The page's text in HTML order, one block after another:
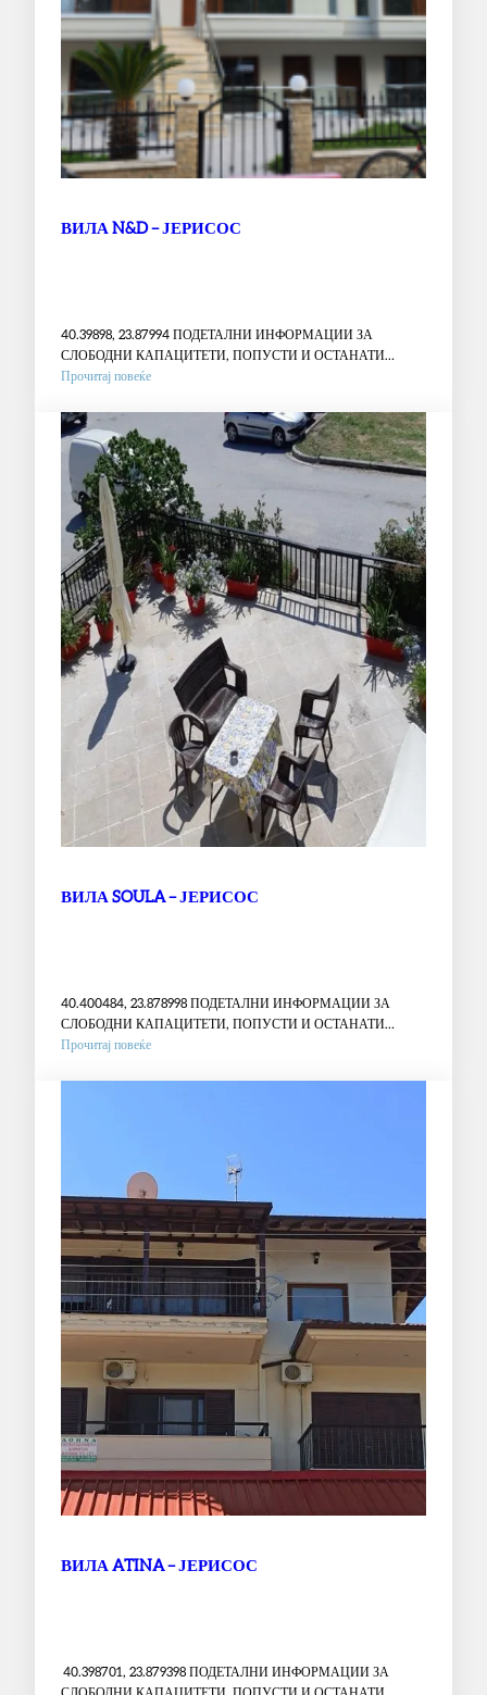
ВИЛА N&D – ЈЕРИСОС
40.39898, 23.87994 ПОДЕТАЛНИ ИНФОРМАЦИИ ЗА
СЛОБОДНИ КАПАЦИТЕТИ, ПОПУСТИ И ОСТАНАТИ
ПОВОЛНОСТИ ВО…
Прочитај повеќе:
N&D
–
ЈЕРИСОС
ВИЛА SOULA – ЈЕРИСОС
40.400484, 23.878998 ПОДЕТАЛНИ ИНФОРМАЦИИ ЗА
СЛОБОДНИ КАПАЦИТЕТИ, ПОПУСТИ И ОСТАНАТИ
ПОВОЛНОСТИ ВО…
Прочитај повеќе:
SOULA
ВИЛА ATINA – ЈЕРИСОС
40.398701, 23.879398 ПОДЕТАЛНИ ИНФОРМАЦИИ ЗА